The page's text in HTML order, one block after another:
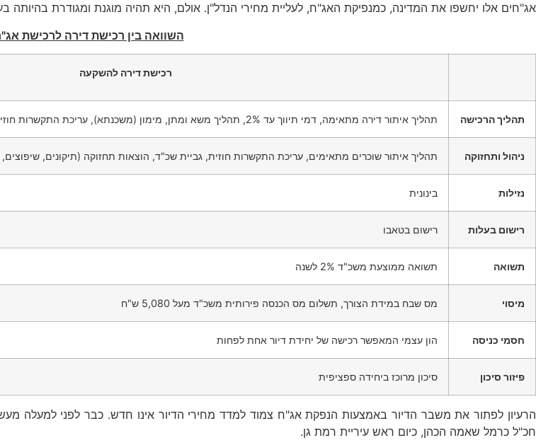
אג"חים אלו יחשפו את המדינה, כמנפיקת האג"ח, לעליית מחירי הנדל"ן. אולם, היא תהיה מוגנת ומגודרת
השוואה בין רכישת דירה לרכישת
רכישת דירה להשקעה
תהליך הרכישה תהליך איתור דירה מתאימה, דמי תיווך עד 2%, תהליך משא ומתן, מימון (משכנתא), עריכת התקשרות חוזית, שכ"ט עו"ד עד 1%, תשלום מס רכישה
ניהול ותחזוקה תהליך איתור שוכרים מתאימים, עריכת התקשרות חוזית, גביית שכ"ד, הוצאות תחזוקה (תיקונים,
נזילות בינונית
רישום בעלות רישום בטאבו
תשואה תשואה ממוצעת משכ"ד 2% לשנה
מיסוי מס שבח במידת הצורך, תשלום מס הכנסה פירותית משכ"ד מעל 5,080 ש"ח
חסמי כניסה הון עצמי המאפשר רכישה של יחידת דיור אחת לפחות
פיזור סיכון סיכון מרוכז ביחידה ספציפית
הרעיון לפתור את משבר הדיור באמצעות הנפקת אג"ח צמוד למדד מחירי הדיור אינו חדש. כבר לפני למעלה
חכ"ל כרמל שאמה הכהן, כיום ראש עיריית רמת גן.